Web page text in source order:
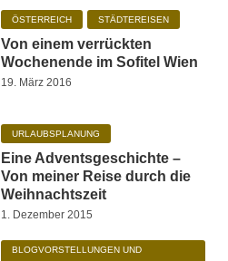
ÖSTERREICH STÄDTEREISEN
Von einem verrückten
Wochenende im Sofitel Wien
19. März 2016
URLAUBSPLANUNG
Eine Adventsgeschichte –
Von meiner Reise durch die
Weihnachtszeit
1. Dezember 2015
BLOGVORSTELLUNGEN UND